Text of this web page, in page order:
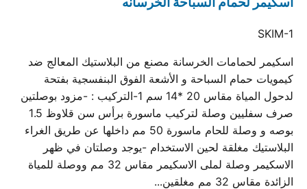
SKIM-1
اسكيمر لحمامات الخرسانة مصنع من البلاستيك المعالج ضد
كيمويات حمام السباحة و الأشعة الفوق البنفسجية بفتحة
لدحول المياة مقاس 20 *14 سم 1-التركيب : -مزود بوصلتين
صرف سفليين وصلة لتركيب ماسورة برأس سن قلاوظ 1.5
بوصه و وصلة للحام ماسورة 50 مم داخلها عن طريق الغراء
البلاستيك مغلقة لحين الاستخدام -يوجد وصلتان في ظهر
الاسكيمر وصلة لملى الاسكيمر مقاس 32 مم ووصلة للمياة
الزائدة مقاس 32 مم مغلقين...